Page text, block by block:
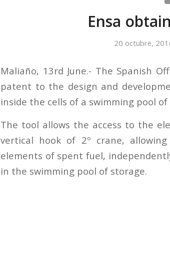
Ensa
20 octubre,
Maliaño, 13rd June.- The Spanish
patent to the design and
inside the cells of a swimming pool of
The tool allows the access to the
vertical hook of 2º crane,
elements of spent fuel,
in the swimming pool of storage.